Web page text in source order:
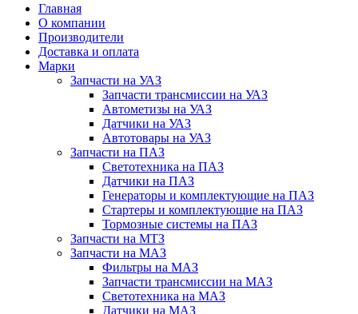
Главная
О компании
Производители
Доставка и оплата
Марки
Запчасти на УАЗ
Запчасти трансмиссии на УАЗ
Автометизы на УАЗ
Датчики на УАЗ
Автотовары на УАЗ
Запчасти на ПАЗ
Светотехника на ПАЗ
Датчики на ПАЗ
Генераторы и комплектующие на ПАЗ
Стартеры и комплектующие на ПАЗ
Тормозные системы на ПАЗ
Запчасти на МТЗ
Запчасти на МАЗ
Фильтры на МАЗ
Запчасти трансмиссии на МАЗ
Светотехника на МАЗ
Датчики на МАЗ